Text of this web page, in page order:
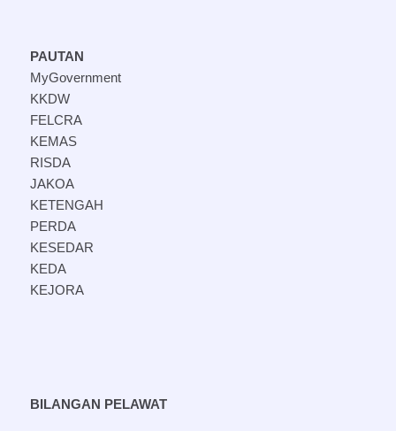
PAUTAN
MyGovernment
KKDW
FELCRA
KEMAS
RISDA
JAKOA
KETENGAH
PERDA
KESEDAR
KEDA
KEJORA
BILANGAN PELAWAT